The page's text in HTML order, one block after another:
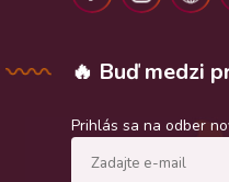
🔥 Buď medzi
Prihlás sa na odber